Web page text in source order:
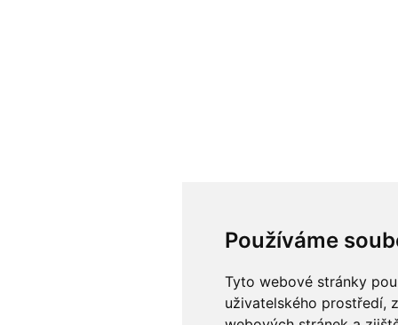
Používáme
Tyto webové stránky
uživatelského prostředí,